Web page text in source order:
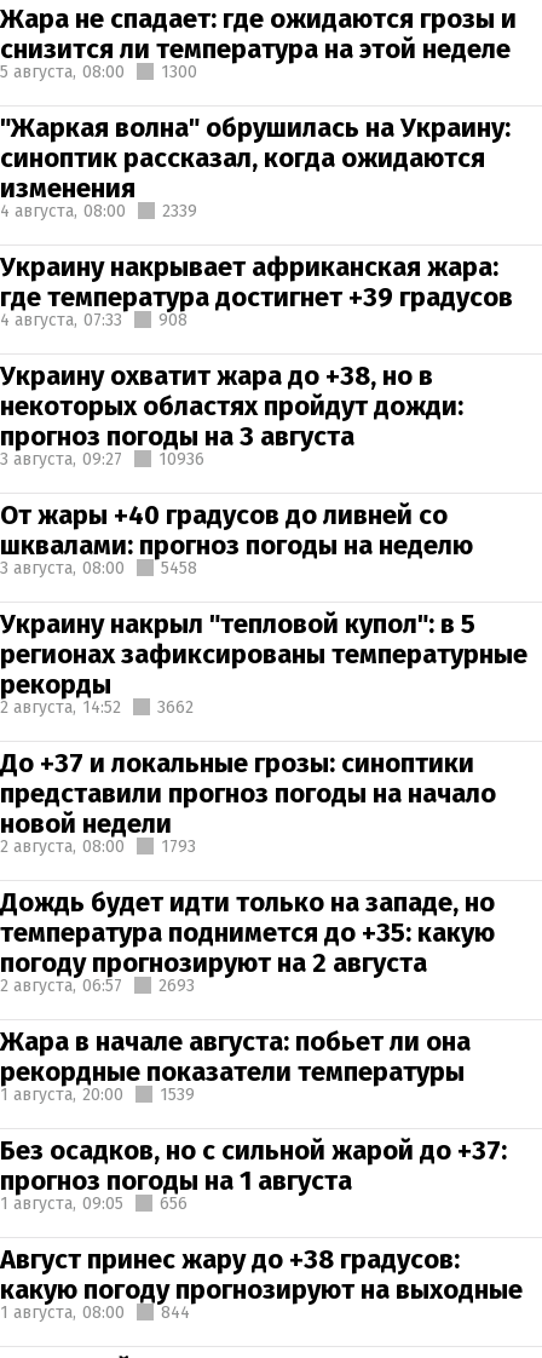
Жара не спадает: где ожидаются грозы и
снизится ли температура на этой неделе
5 августа, 08:00 1300
"Жаркая волна" обрушилась на Украину:
синоптик рассказал, когда ожидаются
изменения
4 августа, 08:00 2339
Украину накрывает африканская жара:
где температура достигнет +39 градусов
4 августа, 07:33 908
Украину охватит жара до +38, но в
некоторых областях пройдут дожди:
прогноз погоды на 3 августа
3 августа, 09:27 10936
От жары +40 градусов до ливней со
шквалами: прогноз погоды на неделю
3 августа, 08:00 5458
Украину накрыл "тепловой купол": в 5
регионах зафиксированы температурные
рекорды
2 августа, 14:52 3662
До +37 и локальные грозы: синоптики
представили прогноз погоды на начало
новой недели
2 августа, 08:00 1793
Дождь будет идти только на западе, но
температура поднимется до +35: какую
погоду прогнозируют на 2 августа
2 августа, 06:57 2693
Жара в начале августа: побьет ли она
рекордные показатели температуры
1 августа, 20:00 1539
Без осадков, но с сильной жарой до +37:
прогноз погоды на 1 августа
1 августа, 09:05 656
Август принес жару до +38 градусов:
какую погоду прогнозируют на выходные
1 августа, 08:00 844